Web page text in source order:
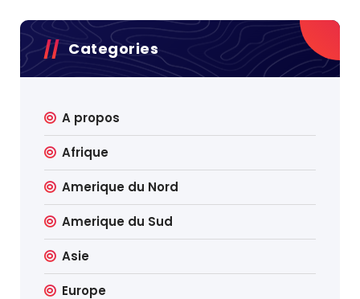
Categories
A propos
Afrique
Amerique du Nord
Amerique du Sud
Asie
Europe